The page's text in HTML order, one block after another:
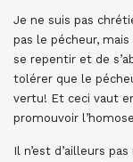
Je ne suis pas
pas le pécheur,
se repentir et de
tolérer que le
vertu! Et ceci vaut
promouvoir
Il n’est d’ailleurs